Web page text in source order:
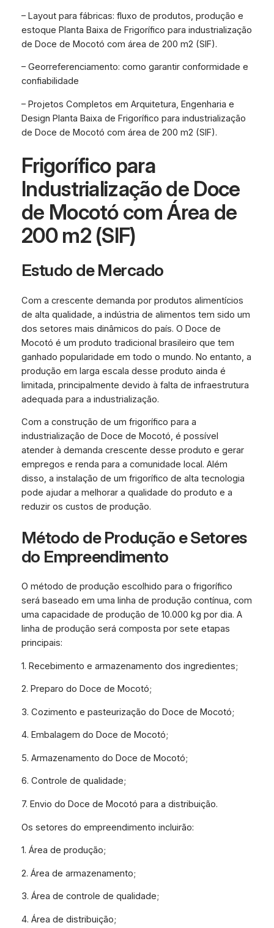
– Layout para fábricas: fluxo de produtos, produção e
estoque Planta Baixa de Frigorífico para industrialização
de Doce de Mocotó com área de 200 m2 (SIF).
– Georreferenciamento: como garantir conformidade e
confiabilidade
– Projetos Completos em Arquitetura, Engenharia e
Design Planta Baixa de Frigorífico para industrialização
de Doce de Mocotó com área de 200 m2 (SIF).
Frigorífico para
Industrialização de Doce
de Mocotó com Área de
200 m2 (SIF)
Estudo de Mercado
Com a crescente demanda por produtos alimentícios
de alta qualidade, a indústria de alimentos tem sido um
dos setores mais dinâmicos do país. O Doce de
Mocotó é um produto tradicional brasileiro que tem
ganhado popularidade em todo o mundo. No entanto, a
produção em larga escala desse produto ainda é
limitada, principalmente devido à falta de infraestrutura
adequada para a industrialização.
Com a construção de um frigorífico para a
industrialização de Doce de Mocotó, é possível
atender à demanda crescente desse produto e gerar
empregos e renda para a comunidade local. Além
disso, a instalação de um frigorífico de alta tecnologia
pode ajudar a melhorar a qualidade do produto e a
reduzir os custos de produção.
Método de Produção e Setores
do Empreendimento
O método de produção escolhido para o frigorífico
será baseado em uma linha de produção contínua, com
uma capacidade de produção de 10.000 kg por dia. A
linha de produção será composta por sete etapas
principais:
1. Recebimento e armazenamento dos ingredientes;
2. Preparo do Doce de Mocotó;
3. Cozimento e pasteurização do Doce de Mocotó;
4. Embalagem do Doce de Mocotó;
5. Armazenamento do Doce de Mocotó;
6. Controle de qualidade;
7. Envio do Doce de Mocotó para a distribuição.
Os setores do empreendimento incluirão:
1. Área de produção;
2. Área de armazenamento;
3. Área de controle de qualidade;
4. Área de distribuição;